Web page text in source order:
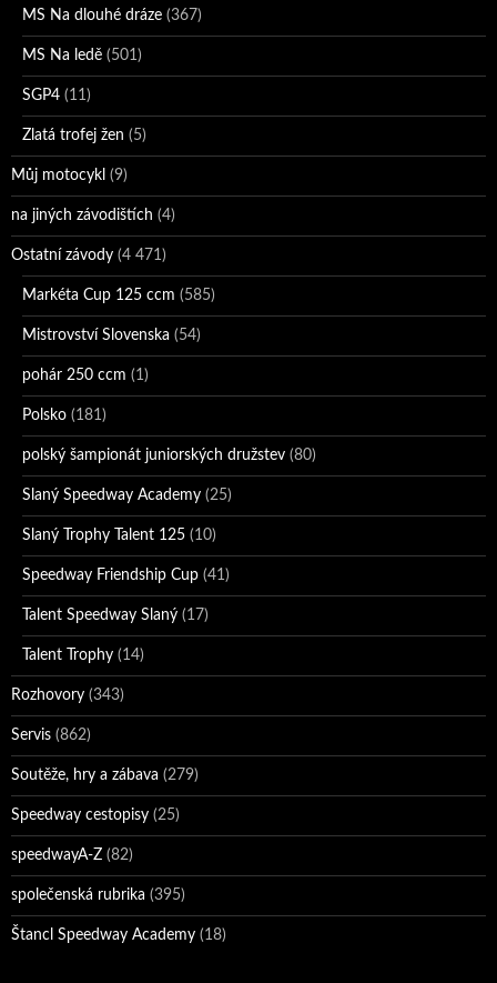
MS Na dlouhé dráze (367)
MS Na ledě (501)
SGP4 (11)
Zlatá trofej žen (5)
Můj motocykl (9)
na jiných závodištích (4)
Ostatní závody (4 471)
Markéta Cup 125 ccm (585)
Mistrovství Slovenska (54)
pohár 250 ccm (1)
Polsko (181)
polský šampionát juniorských družstev (80)
Slaný Speedway Academy (25)
Slaný Trophy Talent 125 (10)
Speedway Friendship Cup (41)
Talent Speedway Slaný (17)
Talent Trophy (14)
Rozhovory (343)
Servis (862)
Soutěže, hry a zábava (279)
Speedway cestopisy (25)
speedwayA-Z (82)
společenská rubrika (395)
Štancl Speedway Academy (18)